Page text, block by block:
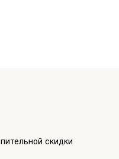
скидки